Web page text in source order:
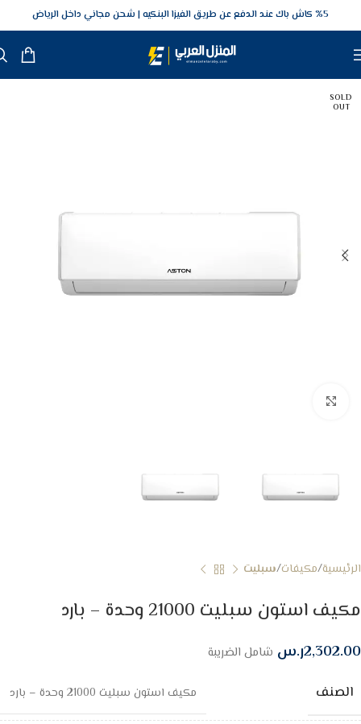
5‎% كاش باك عند الدفع عن طريق الفيزا البنكيه شحن مجاني داخل الرياض
SOLD
OUT
الرئيسية مكيفات سبليت
مكيف استون سبليت 21000 وحدة – بارد
2,302.00ر.س شامل الضريبة
الصنف مكيف استون سبليت 21000 وحدة – بارد